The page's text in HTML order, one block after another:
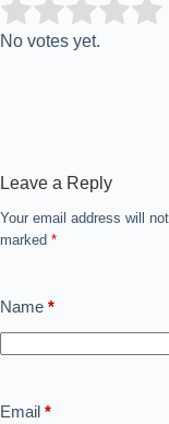
Rate this item:
No votes yet.
Leave a Reply
Your email address will
marked *
Name *
Email *